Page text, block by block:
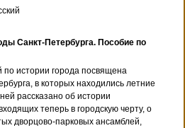
Санкт-Петербурга. Пособие по
по истории города посвящена
в которых находились летние
рассказано об истории
теперь в городскую черту, о
дворцово-парковых ансамблей,